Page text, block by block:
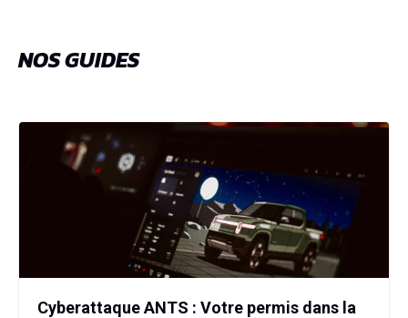
NOS GUIDES
Cyberattaque ANTS : Votre permis dans la